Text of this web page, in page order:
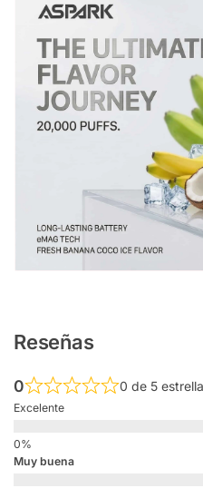
Reseñas
0 0 de 5
Excelente
Muy buena